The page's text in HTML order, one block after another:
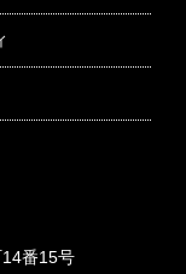
番15号